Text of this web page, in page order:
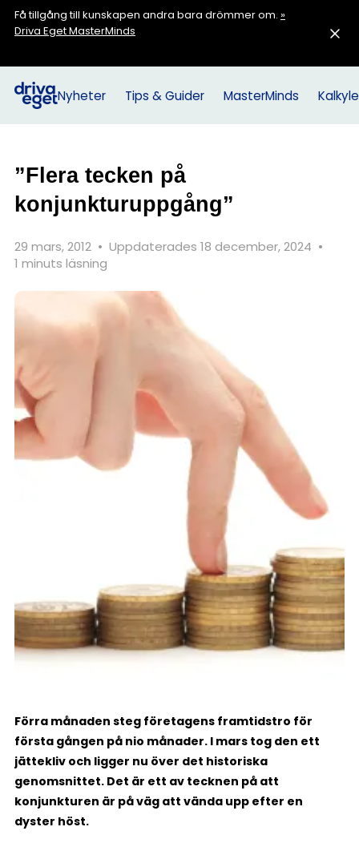
Få tillgång till kunskapen andra bara drömmer om. »
Driva Eget MasterMinds
Nyheter Tips & Guider MasterMinds
”Flera tecken på
konjunkturuppgång”
29 mars, 2012 • Uppdaterades 18 december, 2024 •
1 minuts läsning
Förra månaden steg företagens framtidstro för
första gången på nio månader. I mars tog den ett
jättekliv och ligger nu över det historiska
genomsnittet. Det är ett av tecknen på att
konjunkturen är på väg att vända upp efter en
dyster höst.